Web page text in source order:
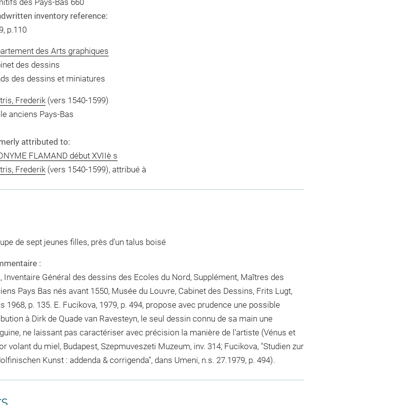
inventory reference:
p.110
des Arts graphiques
des dessins
des dessins et miniatures
Frederik(vers 1540-1599)
anciens Pays-Bas
attributed to:
FLAMAND début XVIIè s
Frederik(vers 1540-1599), attribué à
de sept jeunes filles, près d'un talus boisé
:
Inventaire Général des dessins des Ecoles du Nord, Supplément, Maîtres des
Pays Bas nés avant 1550, Musée du Louvre, Cabinet des Dessins, Frits Lugt,
1968, p. 135. E. Fucikova, 1979, p. 494, propose avec prudence une possible
à Dirk de Quade van Ravesteyn, le seul dessin connu de sa main une
ne laissant pas caractériser avec précision la manière de l'artiste (Vénus et
volant du miel, Budapest, Szepmuveszeti Muzeum, inv. 314; Fucikova, "Studien zur
Kunst : addenda & corrigenda", dans Umeni, n.s. 27.1979, p. 494).